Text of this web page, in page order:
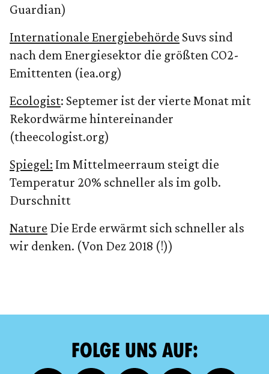
Guardian)
Internationale Energiebehörde Suvs sind
nach dem Energiesektor die größten CO2-
Emittenten (iea.org)
Ecologist: Septemer ist der vierte Monat mit
Rekordwärme hintereinander
(theecologist.org)
Spiegel: Im Mittelmeerraum steigt die
Temperatur 20% schneller als im golb.
Durschnitt
Nature Die Erde erwärmt sich schneller als
wir denken. (Von Dez 2018 (!))
FOLGE UNS AUF: